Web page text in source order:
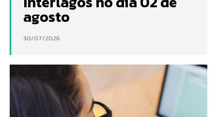
agosto
30/07/2026